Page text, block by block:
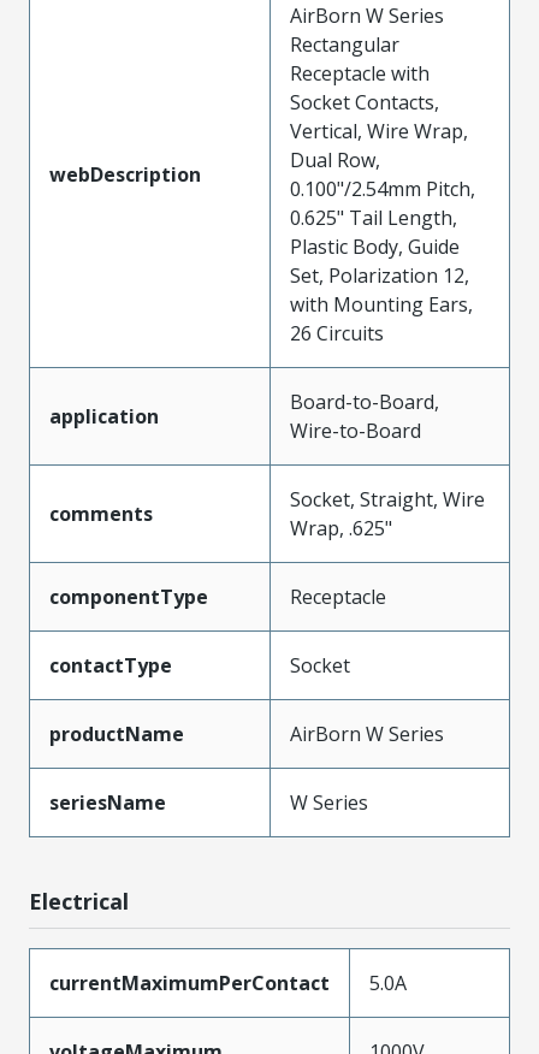
webDescription
AirBorn W Series
Rectangular
Receptacle with
Socket Contacts,
Vertical, Wire Wrap,
Dual Row,
0.100"/2.54mm Pitch,
0.625" Tail Length,
Plastic Body, Guide
Set, Polarization 12,
with Mounting Ears,
26 Circuits
application
Board-to-Board,
Wire-to-Board
comments
Socket, Straight, Wire
Wrap, .625"
componentType Receptacle
contactType Socket
productName AirBorn W Series
seriesName W Series
Electrical
currentMaximumPerContact 5.0A